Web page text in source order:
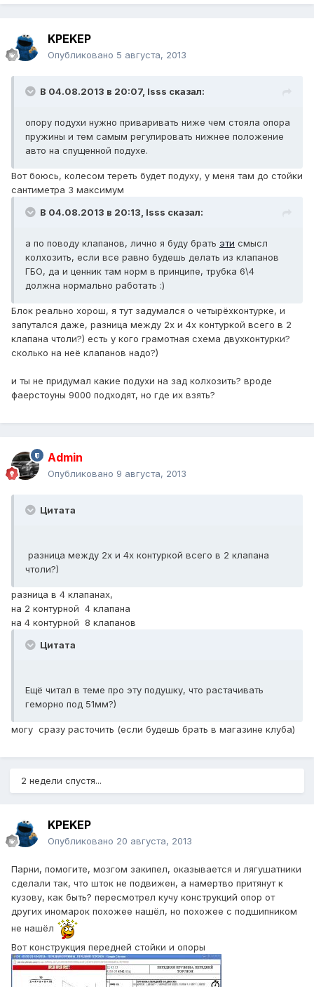
KPEKEP
Опубликовано 5 августа, 2013
В 04.08.2013 в 20:07, lsss сказал:
опору подухи нужно приваривать ниже чем стояла опора
пружины и тем самым регулировать нижнее положение
авто на спущенной подухе.
Вот боюсь, колесом тереть будет подуху, у меня там до стойки
сантиметра 3 максимум
В 04.08.2013 в 20:13, lsss сказал:
а по поводу клапанов, лично я буду брать эти смысл
колхозить, если все равно будешь делать из клапанов
ГБО, да и ценник там норм в принципе, трубка 6\4
должна нормально работать :)
Блок реально хорош, я тут задумался о четырёхконтурке, и
запутался даже, разница между 2х и 4х контуркой всего в 2
клапана чтоли?) есть у кого грамотная схема двухконтурки?
сколько на неё клапанов надо?)
и ты не придумал какие подухи на зад колхозить? вроде
фаерстоуны 9000 подходят, но где их взять?
Admin
Опубликовано 9 августа, 2013
Цитата
разница между 2х и 4х контуркой всего в 2 клапана
чтоли?)
разница в 4 клапанах,
на 2 контурной 4 клапана
на 4 контурной 8 клапанов
Цитата
Ещё читал в теме про эту подушку, что растачивать
геморно под 51мм?)
могу сразу расточить (если будешь брать в магазине клуба)
2 недели спустя...
KPEKEP
Опубликовано 20 августа, 2013
Парни, помогите, мозгом закипел, оказывается и лягушатники
сделали так, что шток не подвижен, а намертво притянут к
кузову, как быть? пересмотрел кучу конструкций опор от
других иномарок похожее нашёл, но похожее с подшипником
не нашёл
Вот конструкция передней стойки и опоры